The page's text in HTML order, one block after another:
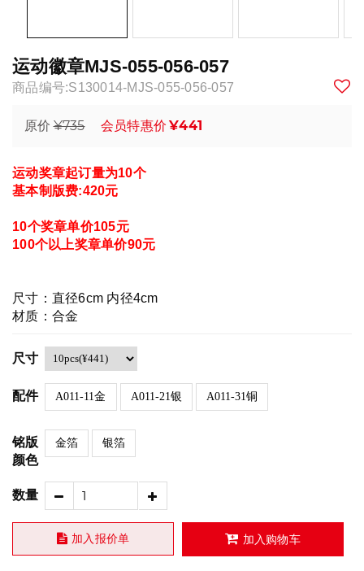
运动徽章MJS-055-056-057
商品编号:S130014-MJS-055-056-057
原价 ¥735 会员特惠价 ¥441
运动奖章起订量为10个
基本制版费:420元
10个奖章单价105元
100个以上奖章单价90元
尺寸：直径6cm 内径4cm
材质：合金
尺寸
配件 A011-11金 A011-21银 A011-31铜
铭版
颜色
金箔 银箔
数量
加入报价单 加入购物车